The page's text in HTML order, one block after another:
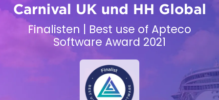
Carnival UK und HH Global
Finalisten | Best use of Apteco
Software Award 2021